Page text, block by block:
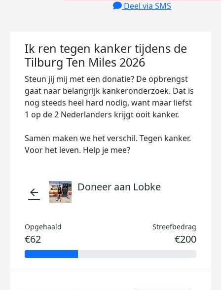
Deel via SMS
Ik ren tegen kanker tijdens de
Tilburg Ten Miles 2026
Steun jij mij met een donatie? De opbrengst
gaat naar belangrijk kankeronderzoek. Dat is
nog steeds heel hard nodig, want maar liefst
1 op de 2 Nederlanders krijgt ooit kanker.
Samen maken we het verschil. Tegen kanker.
Voor het leven. Help je mee?
arrow_back Doneer aan Lobke
Opgehaald
€62
Streefbedrag
€200